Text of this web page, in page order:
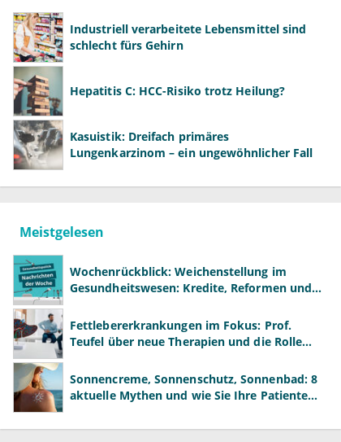
Industriell verarbeitete Lebensmittel sind
schlecht fürs Gehirn
Hepatitis C: HCC-Risiko trotz Heilung?
Kasuistik: Dreifach primäres
Lungenkarzinom – ein ungewöhnlicher Fall
Meistgelesen
Wochenrückblick: Weichenstellung im
Gesundheitswesen: Kredite, Reformen und
Fettlebererkrankungen im Fokus: Prof.
Teufel über neue Therapien und die Rolle
Sonnencreme, Sonnenschutz, Sonnenbad: 8
aktuelle Mythen und wie Sie Ihre Patienten